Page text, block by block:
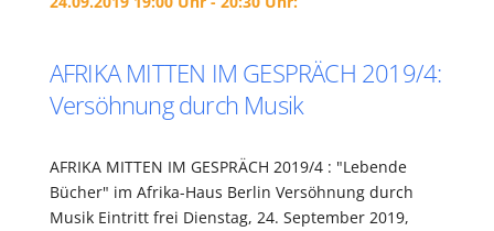
AFRIKA MITTEN IM GESPRÄCH 2019/4:
Versöhnung durch Musik
AFRIKA MITTEN IM GESPRÄCH 2019/4 : "Lebende
Bücher" im Afrika-Haus Berlin Versöhnung durch
Musik Eintritt frei Dienstag, 24. September 2019,